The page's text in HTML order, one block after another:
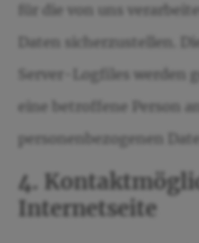
für die von uns
Daten sicherzustellen.
Server-Logfiles werden
eine betroffene Person
personenbezogenen
4.
Internetseite